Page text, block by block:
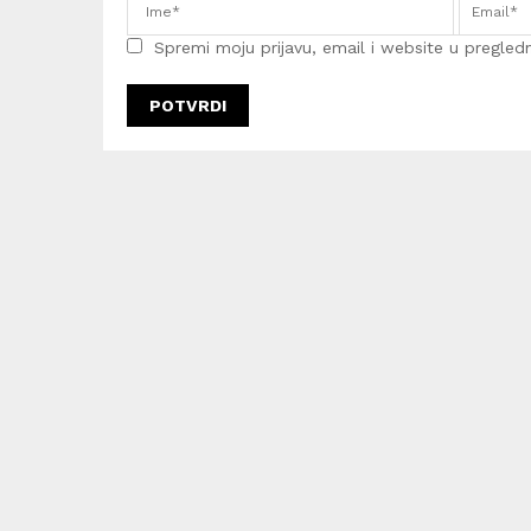
Spremi moju prijavu, email i website u